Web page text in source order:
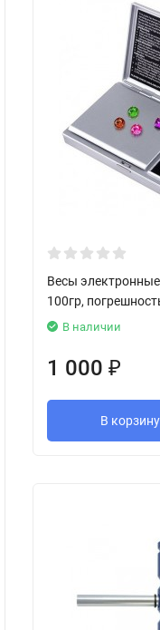
Весы
100гр,
В наличии
1 000 ₽
В корзину